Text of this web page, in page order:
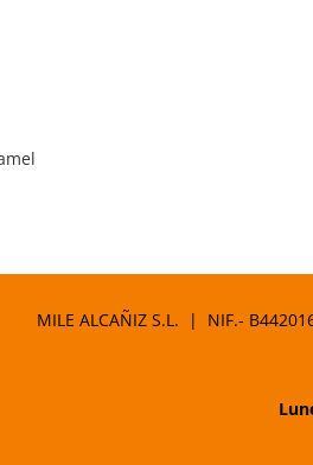
MILE ALCAÑIZ S.L. | NIF.-